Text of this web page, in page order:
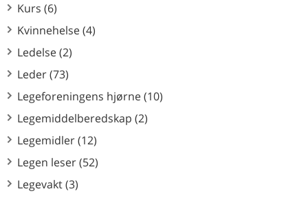
Kurs (6)
Kvinnehelse (4)
Ledelse (2)
Leder (73)
Legeforeningens hjørne (10)
Legemiddelberedskap (2)
Legemidler (12)
Legen leser (52)
Legevakt (3)